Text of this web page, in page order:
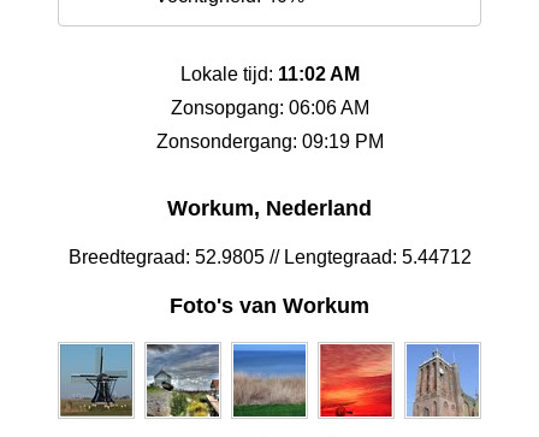
Lokale tijd: 11:02 AM
Zonsopgang: 06:06 AM
Zonsondergang: 09:19 PM
Workum, Nederland
Breedtegraad: 52.9805 // Lengtegraad: 5.44712
Foto's van Workum